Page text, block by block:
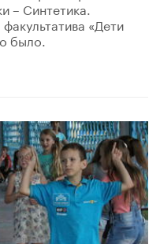
– Синтетика.
«Дети
было.